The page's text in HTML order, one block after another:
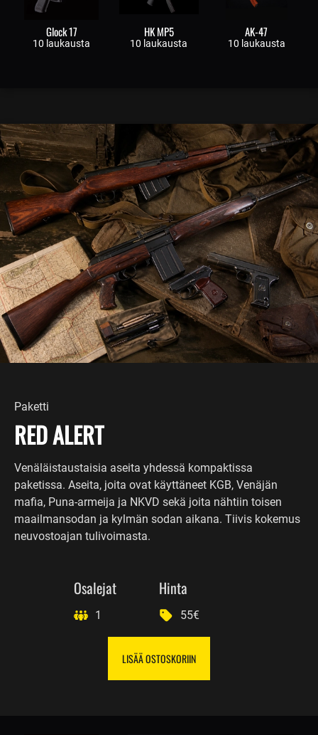
Glock 17
10 laukausta
HK MP5
10 laukausta
AK-47
10 laukausta
Paketti
RED ALERT
Venäläistaustaisia aseita yhdessä kompaktissa
paketissa. Aseita, joita ovat käyttäneet KGB, Venäjän
mafia, Puna-armeija ja NKVD sekä joita nähtiin toisen
maailmansodan ja kylmän sodan aikana. Tiivis kokemus
neuvostoajan tulivoimasta.
Osalejat
1
Hinta
55€
LISÄÄ OSTOSKORIIN